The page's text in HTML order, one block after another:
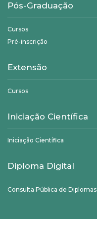
Pós-Graduação
Cursos
Pré-inscrição
Extensão
Cursos
Iniciação Científica
Iniciação Científica
Diploma Digital
Consulta Pública de Diplomas